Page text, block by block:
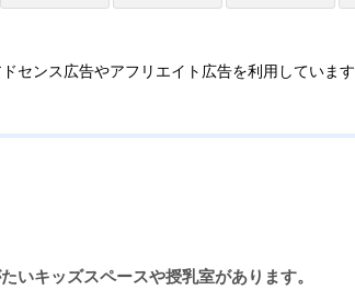
センス広告やアフリエイト広告を利用しています
いキッズスペースや授乳室があります。